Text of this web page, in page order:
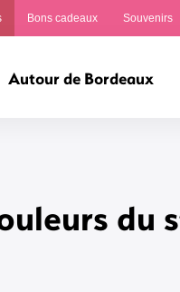
Bons cadeaux Souvenirs
Autour de Bordeaux
du